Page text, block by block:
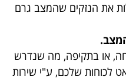
את הנזקים שהמצב גרם
או בתקיפה, מה שנדרש
לכוחות שלכם, ע"י שירות